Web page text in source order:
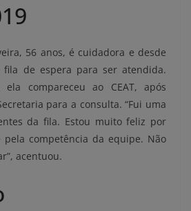
56 anos, é cuidadora e desde
fila de espera para ser atendida.
ela compareceu ao CEAT, após
para a consulta. “Fui uma
da fila. Estou muito feliz por
pela competência da equipe. Não
acentuou.